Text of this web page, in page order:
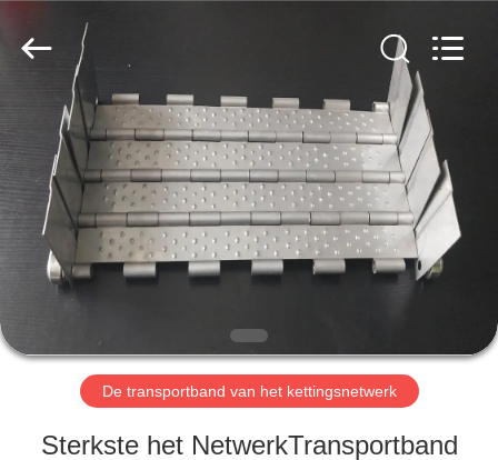
HUIS
PRODUCTEN
ONGEVEER
ONS
FABRIEKSREIS
KWALITEITSCONTROLE
Mesh
De transportband van het kettingsnetwerk
Sterkste het NetwerkTransportband